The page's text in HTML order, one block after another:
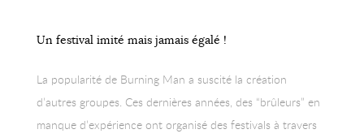
Un festival imité mais jamais égalé !
La popularité de Burning Man a suscité la création
d’autres groupes. Ces dernières années, des “brûleurs” en
manque d’expérience ont organisé des festivals à travers